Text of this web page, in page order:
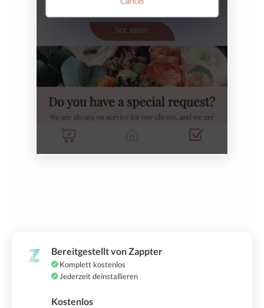
Bereitgestellt von Zappter
Komplett kostenlos
Jederzeit deinstallieren
Kostenlos